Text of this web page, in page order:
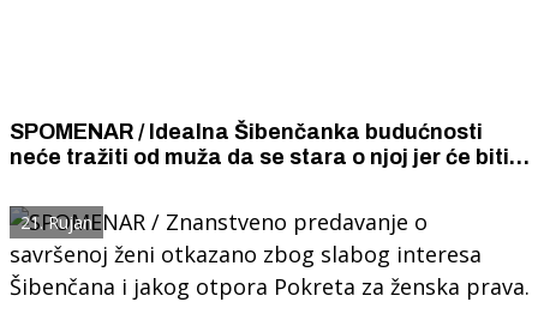
SPOMENAR / Idealna Šibenčanka budućnosti
neće tražiti od muža da se stara o njoj jer će biti
muškaraca.
21. Rujan